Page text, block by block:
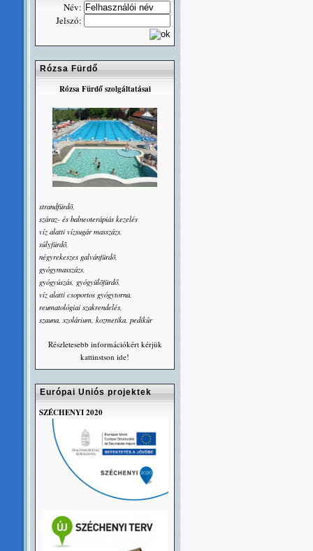
Név:
Jelszó:
Rózsa Fürdő
Rózsa Fürdő szolgáltatásai
strandfürdõ,
száraz- és balneoterápiás kezelés
víz alatti vízsugár masszázs,
súlyfürdõ,
négyrekeszes galvánfürdõ,
gyógymasszázs,
gyógyúszás, gyógyülõfürdő,
víz alatti csoportos gyógytorna,
reumatológiai szakrendelés,
szauna, szolárium, kozmetika, pedikûr
Részletesebb információkért kérjük
kattinstson ide!
Európai Uniós projektek
SZÉCHENYI 2020